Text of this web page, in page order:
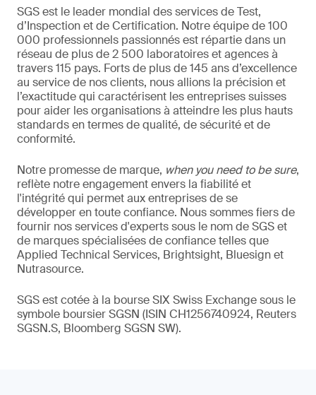
SGS est le leader mondial des services de Test,
d’Inspection et de Certification. Notre équipe de 100
000 professionnels passionnés est répartie dans un
réseau de plus de 2 500 laboratoires et agences à
travers 115 pays. Forts de plus de 145 ans d’excellence
au service de nos clients, nous allions la précision et
l’exactitude qui caractérisent les entreprises suisses
pour aider les organisations à atteindre les plus hauts
standards en termes de qualité, de sécurité et de
conformité.
Notre promesse de marque, when you need to be sure,
reflète notre engagement envers la fiabilité et
l'intégrité qui permet aux entreprises de se
développer en toute confiance. Nous sommes fiers de
fournir nos services d'experts sous le nom de SGS et
de marques spécialisées de confiance telles que
Applied Technical Services, Brightsight, Bluesign et
Nutrasource.
SGS est cotée à la bourse SIX Swiss Exchange sous le
symbole boursier SGSN (ISIN CH1256740924, Reuters
SGSN.S, Bloomberg SGSN SW).